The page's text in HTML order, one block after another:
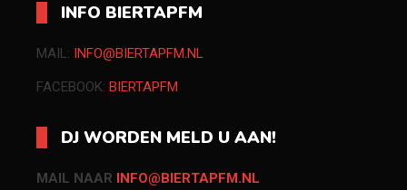
INFO BIERTAPFM
MAIL: INFO@BIERTAPFM.NL
FACEBOOK: BIERTAPFM
DJ WORDEN MELD U AAN!
MAIL NAAR INFO@BIERTAPFM.NL